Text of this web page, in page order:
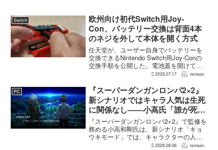
Switch
欧州向け初代Switch用Joy-
Con、バッテリー交換は背面4本
のネジを外して本体を開く方式
任天堂が、ユーザー自身でバッテリーを
交換できるNintendo Switch用Joy-Conの
交換手順を公開した。電池蓋を開けて入
れ替える方式ではなく、背面のネジ4本を
ケーブルを取り外す必要がある。この
改...
2026.07.17 remoon
PC
『スーパーダンガンロンパ2×2』
新シナリオではキャラ人気は生死
に関係なし――小高氏「誰が死ん
でもヘイトメールは送らないで」
『スーパーダンガンロンパ2×2』で監修を
務める小高和剛氏は、新シナリオ「キョ
ウキモード」では、キャラクターの人気
にかかわらず退場させるとRPG Siteのイ
2026.08.06 remoon